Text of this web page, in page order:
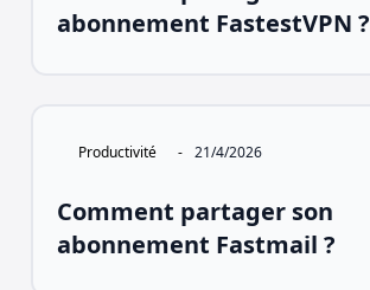
abonnement FastestVPN ?
Productivité - 21/4/2026
Comment partager son
abonnement Fastmail ?